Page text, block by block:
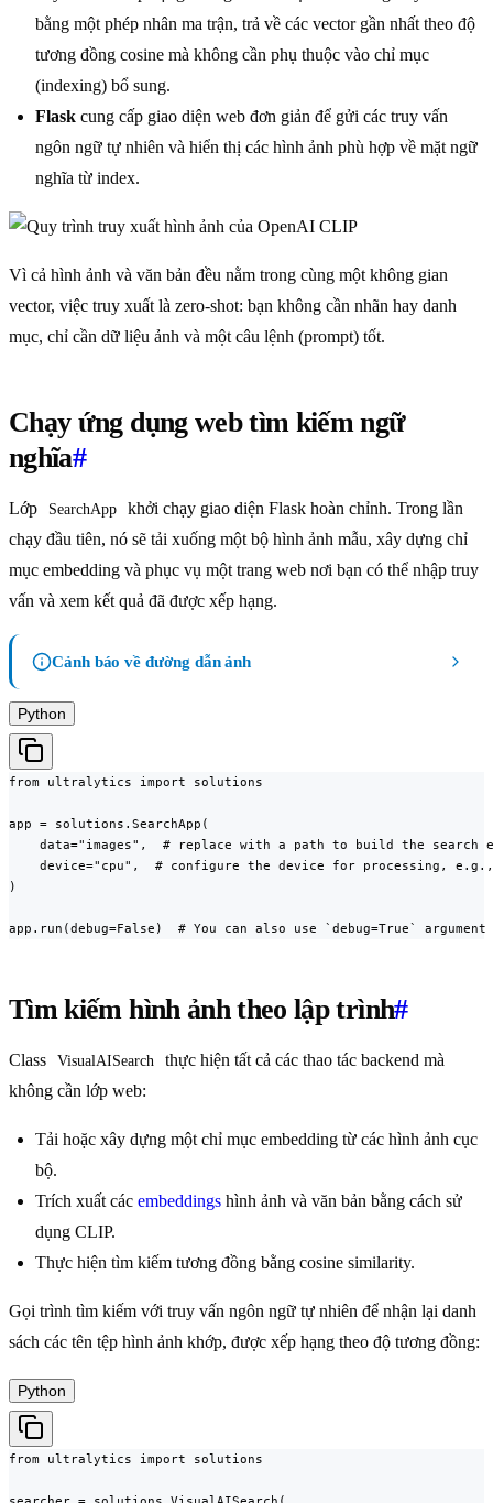
bằng một phép nhân ma trận, trả về các vector gần nhất theo độ
tương đồng cosine mà không cần phụ thuộc vào chỉ mục
(indexing) bổ sung.
Flask cung cấp giao diện web đơn giản để gửi các truy vấn
ngôn ngữ tự nhiên và hiển thị các hình ảnh phù hợp về mặt ngữ
nghĩa từ index.
Vì cả hình ảnh và văn bản đều nằm trong cùng một không gian
vector, việc truy xuất là zero-shot: bạn không cần nhãn hay danh
mục, chỉ cần dữ liệu ảnh và một câu lệnh (prompt) tốt.
Chạy ứng dụng web tìm kiếm ngữ
nghĩa#
Lớp SearchApp
khởi chạy giao diện Flask hoàn chỉnh. Trong lần
chạy đầu tiên, nó sẽ tải xuống một bộ hình ảnh mẫu, xây dựng chỉ
mục embedding và phục vụ một trang web nơi bạn có thể nhập truy
vấn và xem kết quả đã được xếp hạng.
Cảnh báo về đường dẫn ảnh
Python
from ultralytics import solutions
app = solutions.SearchApp(
data="images",  # replace with a path to build the search
device="cpu",  # configure the device for processing,
)
app.run(debug=False)  # You can also use `debug=True`
Tìm kiếm hình ảnh theo lập trình#
Class VisualAISearch
thực hiện tất cả các thao tác backend mà
không cần lớp web:
Tải hoặc xây dựng một chỉ mục embedding từ các hình ảnh cục
bộ.
Trích xuất các embeddings hình ảnh và văn bản bằng cách sử
dụng CLIP.
Thực hiện tìm kiếm tương đồng bằng cosine similarity.
Gọi trình tìm kiếm với truy vấn ngôn ngữ tự nhiên để nhận lại danh
sách các tên tệp hình ảnh khớp, được xếp hạng theo độ tương đồng:
Python
from ultralytics import solutions